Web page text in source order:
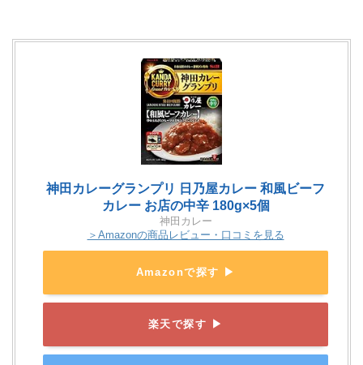
神田カレーグランプリ 日乃屋カレー 和風ビーフ
カレー お店の中辛 180g×5個
神田カレー
＞Amazonの商品レビュー・口コミを見る
Amazonで探す ▶
楽天で探す ▶